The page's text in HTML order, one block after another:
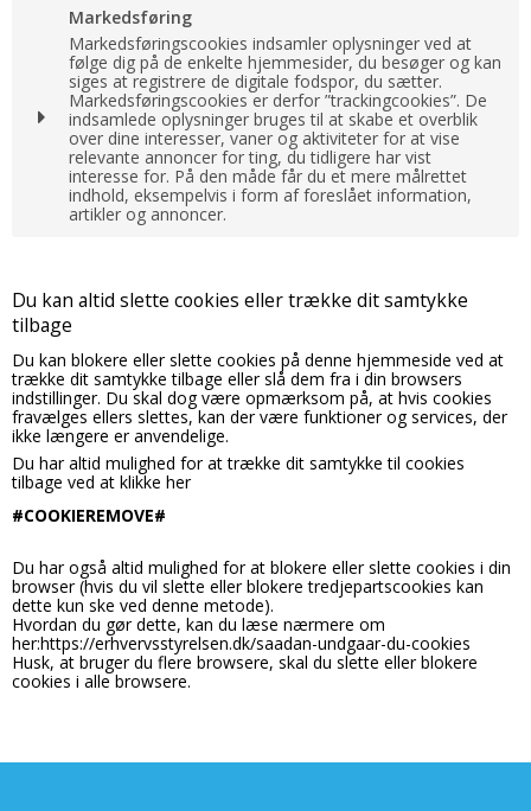
_GRECAPTCHA
Oprindelse:
Google
Beskrivelse:
Brugt af Google med formål at levere en
risikoanalyse.
måneder
CONSENT
Oprindelse:
Google
20 år
cart_session_info
Oprindelse:
System
Beskrivelse:
Cookien bruges til at gemme gæstens sessions-id.
Id'et bruges her til at forlænge, hvor lang tid
kundens kurv bliver husket af serveren, hvilket er
længere end den normale gæste-session.
30 dage
SESSION
Oprindelse:
Onpay
Bruges af OnPay til at holde styr på din session.
Session
scrollHistory
Oprindelse:
System
Beskrivelse:
Gemt i browseren's "SessionStorage". Bruges til at
__Secure-1PAPISID
Oprindelse:
Google
Beskrivelse:
Bruges til målretningsformål til at opbygge en profil
af den besøgendes interesser for at vise relevant
og personlige Google-annonceringer.
2 år
__Secure-1PSID
Bruges til målretningsformål til at opbygge en profil
af den besøgendes interesser for at vise relevant
og personlige Google-annonceringer.
2 år
SIDCC
Oprindelse:
Google
Beskrivelse:
Bruges til sikkerhed for at gemme digitale og
krypterede registreringer af en brugers Google-
konto og seneste login-tidspunkt, som giver Google
1 år
Oprindelse:
Google
Beskrivelse:
Brugt af Google og indeholder et unikt ID til at
huske præferencer og andre oplysninger, såsom
dit foretrukne sprog.
måneder
and 1
dag
Cookie:
Oprindelse:
Google
Beskrivelse:
Gemmer en automatisk genereret id som benyttes
af Google Analytics. Fra Google.
2 år
Oprindelse:
Analytics til at hjemmesidens stabilitet. Fra Google.
24 timer
_gat
Oprindelse:
Google
Beskrivelse:
Begrænser antallet af anmodninger fra google
analytics for at få mere stabilitet. Fra Google.
_ga_XXXXXXXXXX
Oprindelse:
Beskrivelse:
Gemmer og tæller sidevisninger til Google
Analytics.
Markedsføring
Markedsføringscookies indsamler oplysninger ved at
følge dig på de enkelte hjemmesider, du besøger og kan
siges at registrere de digitale fodspor, du sætter.
Markedsføringscookies er derfor ”trackingcookies”. De
indsamlede oplysninger bruges til at skabe et overblik
over dine interesser, vaner og aktiviteter for at vise
relevante annoncer for ting, du tidligere har vist
interesse for. På den måde får du et mere målrettet
indhold, eksempelvis i form af foreslået information,
artikler og annoncer.
SAPISID
Oprindelse:
Google
Beskrivelse:
Brugt af Google til at vise personligt tilpassede
annoncer og indsamle brugeroplysninger.
2 år
APISID
Oprindelse:
Google
Beskrivelse:
Brugt af Google til at vise personligt tilpassede
SID
Oprindelse:
Google
Beskrivelse:
Brugt af Google til at vise personligt tilpassede
annoncer og indsamle brugeroplysninger.
2 år
Du kan altid slette cookies eller trække dit samtykke
tilbage
Du kan blokere eller slette cookies på denne hjemmeside ved at
trække dit samtykke tilbage eller slå dem fra i din browsers
indstillinger. Du skal dog være opmærksom på, at hvis cookies
fravælges ellers slettes, kan der være funktioner og services, der
ikke længere er anvendelige.
Du har altid mulighed for at trække dit samtykke til cookies
tilbage ved at klikke her
#COOKIEREMOVE#
Du har også altid mulighed for at blokere eller slette cookies i din
browser (hvis du vil slette eller blokere tredjepartscookies kan
dette kun ske ved denne metode).
Hvordan du gør dette, kan du læse nærmere om
her:https://erhvervsstyrelsen.dk/saadan-undgaar-du-cookies
Husk, at bruger du flere browsere, skal du slette eller blokere
cookies i alle browsere.